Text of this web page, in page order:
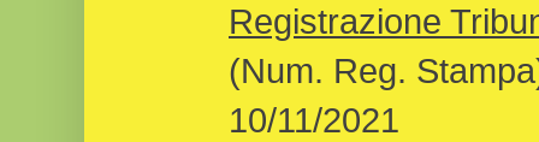
Registrazione
(Num. Reg.
10/11/2021